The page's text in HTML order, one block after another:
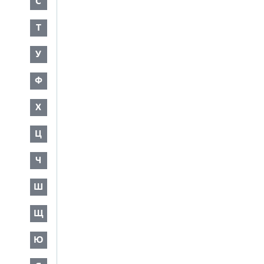
Т
У
Ф
Х
Ц
Ч
Ш
Щ
Ю